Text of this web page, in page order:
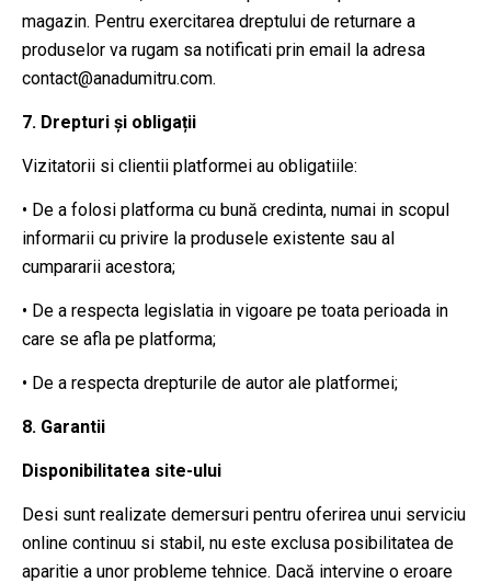
magazin. Pentru exercitarea dreptului de returnare a
produselor va rugam sa notificati prin email la adresa
contact@anadumitru.com.
7. Drepturi și obligații
Vizitatorii si clientii platformei au obligatiile:
• De a folosi platforma cu bună credinta, numai in scopul
informarii cu privire la produsele existente sau al
cumpararii acestora;
• De a respecta legislatia in vigoare pe toata perioada in
care se afla pe platforma;
• De a respecta drepturile de autor ale platformei;
8. Garantii
Disponibilitatea site-ului
Desi sunt realizate demersuri pentru oferirea unui serviciu
online continuu si stabil, nu este exclusa posibilitatea de
aparitie a unor probleme tehnice. Dacă intervine o eroare